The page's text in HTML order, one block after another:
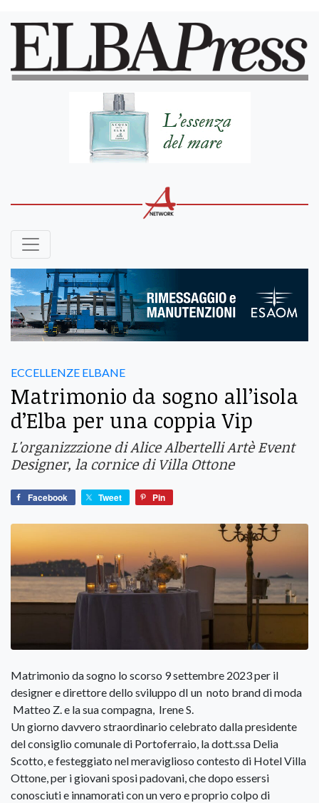
ECCELLENZE ELBANE
Matrimonio da sogno all’isola
d’Elba per una coppia Vip
L'organizzzione di Alice Albertelli Artè Event
Designer, la cornice di Villa Ottone
Facebook Tweet Pin
Matrimonio da sogno lo scorso 9 settembre 2023 per il
designer e direttore dello sviluppo dI un noto brand di moda
Matteo Z. e la sua compagna, Irene S.
Un giorno davvero straordinario celebrato dalla presidente
del consiglio comunale di Portoferraio, la dott.ssa Delia
Scotto, e festeggiato nel meraviglioso contesto di Hotel Villa
Ottone, per i giovani sposi padovani, che dopo essersi
conosciuti e innamorati con un vero e proprio colpo di